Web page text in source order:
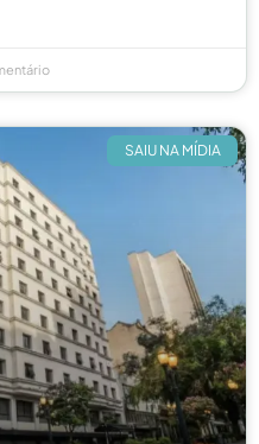
SAIU NA MÍDIA